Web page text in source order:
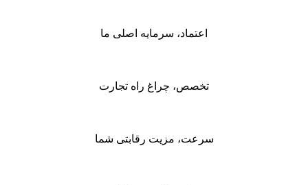
اعتماد، سرمایه اصلی ما
تخصص، چراغ راه تجارت
سرعت، مزیت رقابتی شما